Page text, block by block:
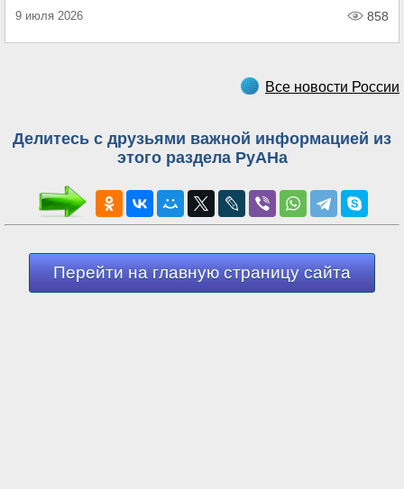
9 июля 2026 858
Все новости России
Делитесь с друзьями важной информацией из
этого раздела РуАНа
Перейти на главную страницу сайта